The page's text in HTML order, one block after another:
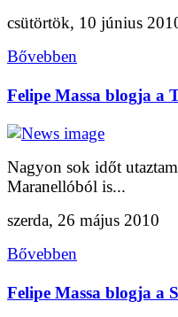
csütörtök, 10 június
Bővebben
Felipe Massa blogja a
Nagyon sok időt
Maranellóból is...
szerda, 26 május 2010
Bővebben
Felipe Massa blogja a